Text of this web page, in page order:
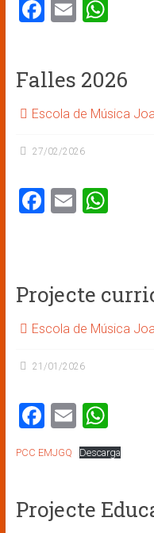
F
b
o
E
l
W
s
A
Falles 2026
Escola de Música
27/02/2026
F
o
ok
E W
A
p
Projecte
Escola de Música
21/01/2026
F
a
ce
o
E
m
ai
W
h
at
A
PCC EMJGQ Descarga
Projecte